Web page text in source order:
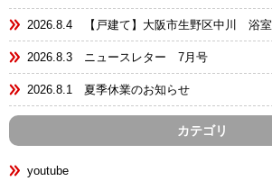
2026.8.4 【戸建て】大阪市生野区中川 浴
2026.8.3 ニュースレター 7月号
2026.8.1 夏季休業のお知らせ
カテゴリ
youtube